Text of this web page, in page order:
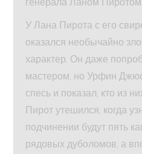
У Лана Пирота с его
оказался необычайно
характер. Он даже
мастером, но Урфин
спесь и показал, кто из
Пирот утешился, когда
подчинении будут пять
рядовых дуболомов, а